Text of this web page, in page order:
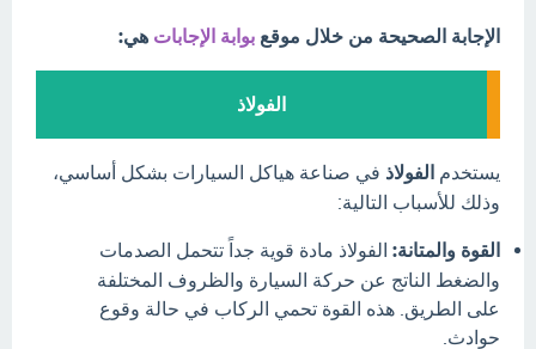
الإجابة الصحيحة من خلال موقع بوابة الإجابات هي:
الفولاذ
يستخدم الفولاذ في صناعة هياكل السيارات بشكل أساسي،
وذلك للأسباب التالية:
القوة والمتانة: الفولاذ مادة قوية جداً تتحمل الصدمات
والضغط الناتج عن حركة السيارة والظروف المختلفة
على الطريق. هذه القوة تحمي الركاب في حالة وقوع
حوادث.